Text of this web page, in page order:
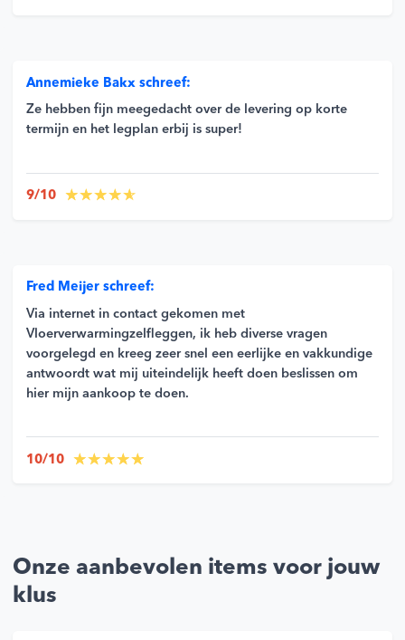
Annemieke Bakx schreef:
Ze hebben fijn meegedacht over de levering op korte
termijn en het legplan erbij is super!
9/10
Fred Meijer schreef:
Via internet in contact gekomen met
Vloerverwarmingzelfleggen, ik heb diverse vragen
voorgelegd en kreeg zeer snel een eerlijke en vakkundige
antwoordt wat mij uiteindelijk heeft doen beslissen om
hier mijn aankoop te doen.
10/10
Onze aanbevolen items voor jouw
klus